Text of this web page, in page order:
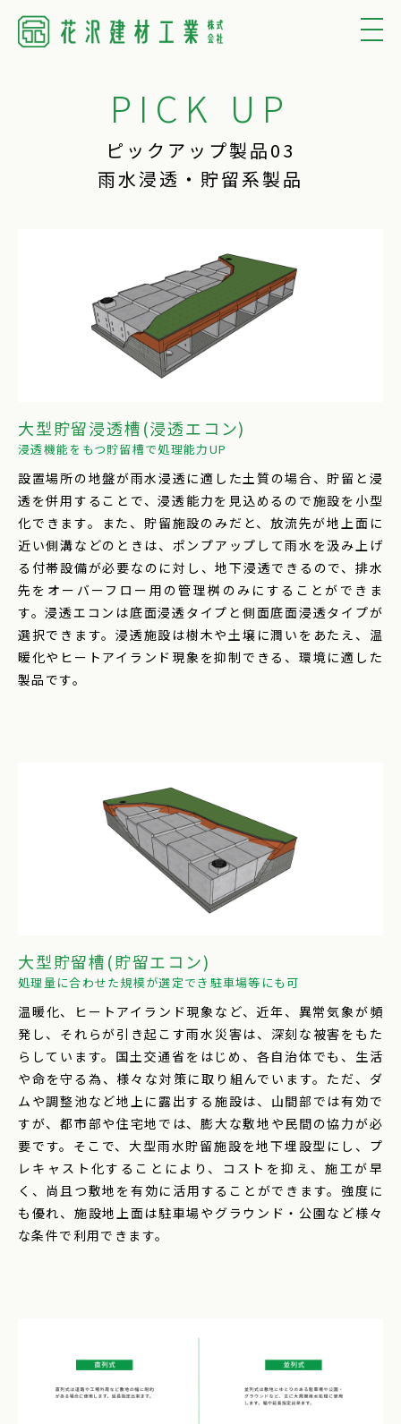
PICK UP
ピックアップ製品03
雨水浸透・貯留系製品
大型貯留浸透槽(浸透エコン)
浸透機能をもつ貯留槽で処理能力UP
設置場所の地盤が雨水浸透に適した土質の場合、貯留と浸
透を併用することで、浸透能力を見込めるので施設を小型
化できます。また、貯留施設のみだと、放流先が地上面に
近い側溝などのときは、ポンプアップして雨水を汲み上げ
る付帯設備が必要なのに対し、地下浸透できるので、排水
先をオーバーフロー用の管理桝のみにすることができま
す。浸透エコンは底面浸透タイプと側面底面浸透タイプが
選択できます。浸透施設は樹木や土壌に潤いをあたえ、温
暖化やヒートアイランド現象を抑制できる、環境に適した
製品です。
大型貯留槽(貯留エコン)
処理量に合わせた規模が選定でき駐車場等にも可
温暖化、ヒートアイランド現象など、近年、異常気象が頻
発し、それらが引き起こす雨水災害は、深刻な被害をもた
らしています。国土交通省をはじめ、各自治体でも、生活
や命を守る為、様々な対策に取り組んでいます。ただ、ダ
ムや調整池など地上に露出する施設は、山間部では有効で
すが、都市部や住宅地では、膨大な敷地や民間の協力が必
要です。そこで、大型雨水貯留施設を地下埋設型にし、プ
レキャスト化することにより、コストを抑え、施工が早
く、尚且つ敷地を有効に活用することができます。強度に
も優れ、施設地上面は駐車場やグラウンド・公園など様々
な条件で利用できます。